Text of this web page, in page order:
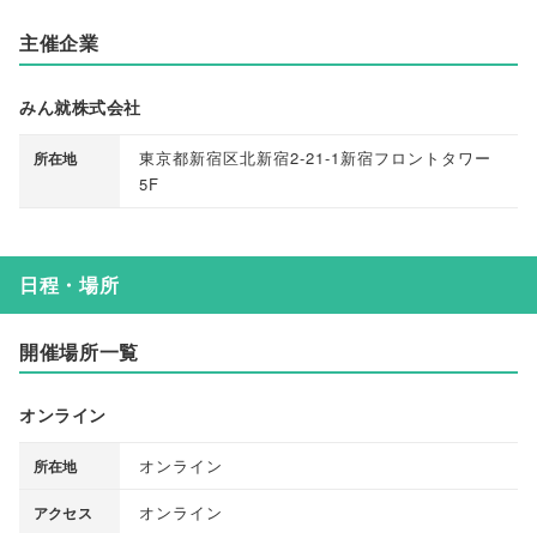
主催企業
みん就株式会社
所在地
東京都新宿区北新宿2-21-1新宿フロントタワー
5F
日程・場所
開催場所一覧
オンライン
所在地 オンライン
アクセス オンライン